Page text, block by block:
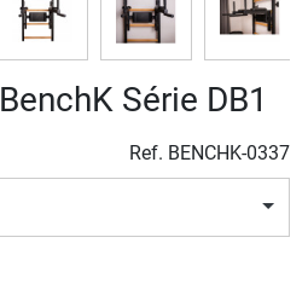
Série DB1
Ref. BENCHK-0337